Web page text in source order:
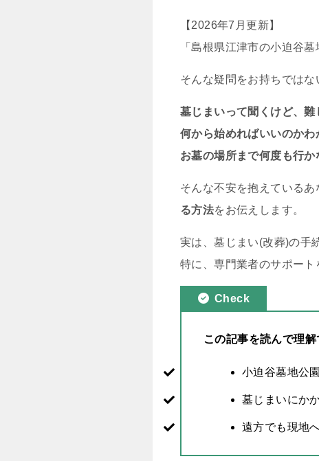
【2026年7月更新】
「島根県江津市の小迫谷
そんな疑問をお持ちではな
墓じまいって聞くけど、
何から始めればいいのか
お墓の場所まで何度も行か
そんな不安を抱えている
る方法をお伝えします。
実は、墓じまい(改葬)の手
特に、専門業者のサポート
Check
この記事を読んで理解
小迫谷墓地公
墓じまいにか
遠方でも現地